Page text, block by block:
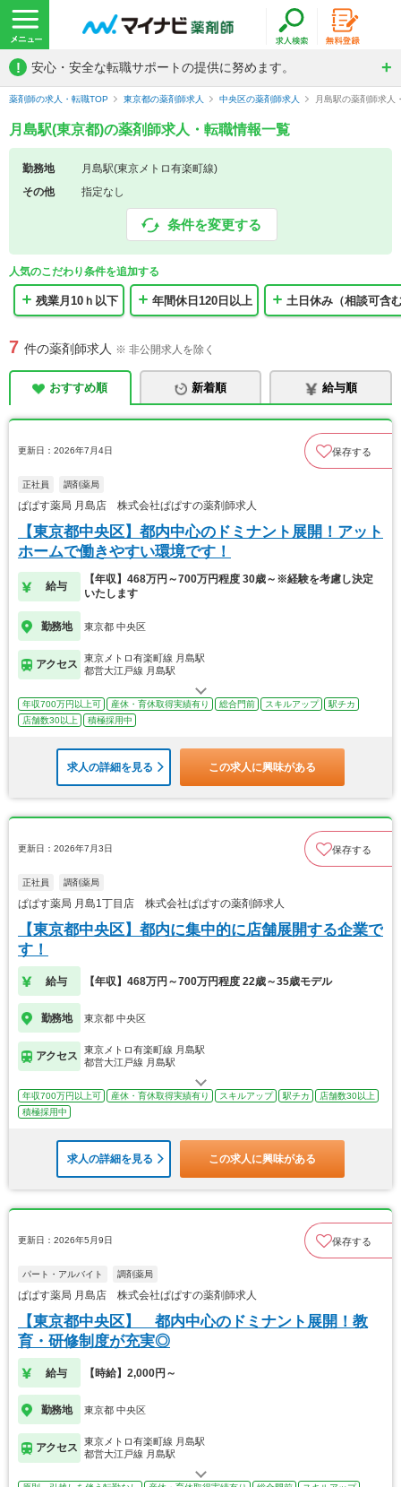
! 安心・安全な転職サポートの提供に努めます。
薬剤師の求人・転職TOP 東京都の薬剤師求人 中央区の薬剤師求人 月島駅の薬剤師求人
月島駅(東京都)の薬剤師求人・転職情報一覧
勤務地
月島駅(東京メトロ有楽町線)
その他
指定なし
条件を変更する
人気のこだわり条件を追加する
残業月10ｈ以下 年間休日120日以上 土日休み（相談可含
7 件の薬剤師求人 ※ 非公開求人を除く
おすすめ順 新着順 給与順
更新日：2026年7月4日 保存する
正社員 調剤薬局
ぱぱす薬局 月島店 株式会社ぱぱすの薬剤師求人
【東京都中央区】都内中心のドミナント展開！アット
ホームで働きやすい環境です！
給与
【年収】468万円～700万円程度 30歳～※経験を考慮し決定
いたします
勤務地 東京都 中央区
アクセス
東京メトロ有楽町線 月島駅
都営大江戸線 月島駅
年収700万円以上可 産休・育休取得実績有り 総合門前 スキルアップ
駅チカ
店舗数30以上
積極採用中
求人の詳細を見る この求人に興味がある
更新日：2026年7月3日 保存する
正社員 調剤薬局
ぱぱす薬局 月島1丁目店 株式会社ぱぱすの薬剤師求人
【東京都中央区】都内に集中的に店舗展開する企業で
す！
給与 【年収】468万円～700万円程度 22歳～35歳モデル
勤務地 東京都 中央区
アクセス
東京メトロ有楽町線 月島駅
都営大江戸線 月島駅
年収700万円以上可 産休・育休取得実績有り スキルアップ 駅チカ
店舗数30以上
積極採用中
求人の詳細を見る この求人に興味がある
更新日：2026年5月9日 保存する
パート・アルバイト 調剤薬局
ぱぱす薬局 月島店 株式会社ぱぱすの薬剤師求人
【東京都中央区】 都内中心のドミナント展開！教
育・研修制度が充実◎
給与 【時給】2,000円～
勤務地 東京都 中央区
アクセス
東京メトロ有楽町線 月島駅
都営大江戸線 月島駅